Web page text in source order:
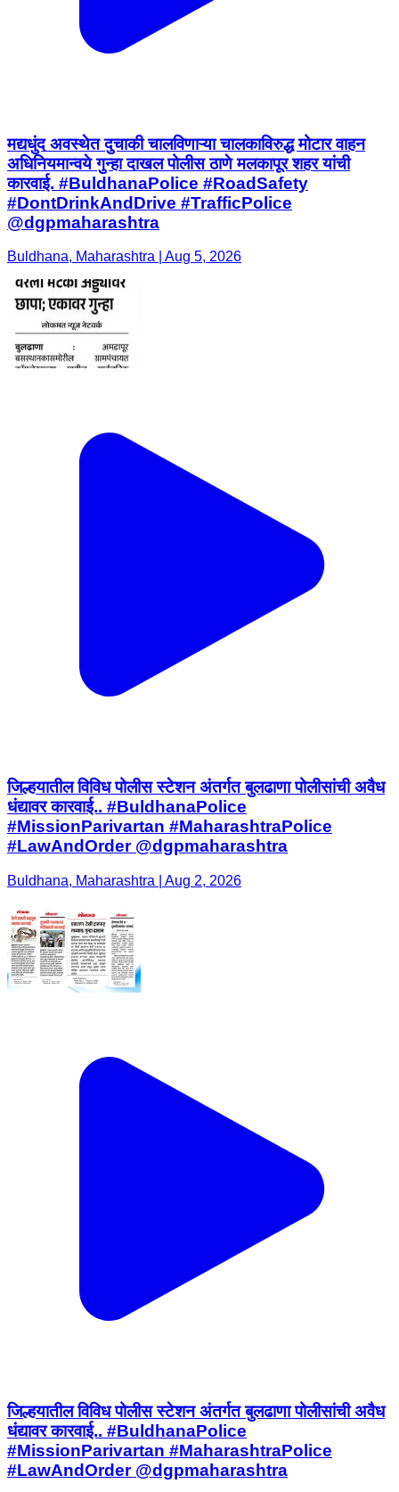
मद्यधुंद अवस्थेत दुचाकी चालविणाऱ्या चालकाविरुद्ध मोटार वाहन
अधिनियमान्वये गुन्हा दाखल पोलीस ठाणे मलकापूर शहर यांची
कारवाई. #BuldhanaPolice #RoadSafety
#DontDrinkAndDrive #TrafficPolice
@dgpmaharashtra
Buldhana, Maharashtra | Aug 5, 2026
जिल्हयातील विविध पोलीस स्टेशन अंतर्गत बुलढाणा पोलीसांची अवैध
धंद्यावर कारवाई.. #BuldhanaPolice
#MissionParivartan #MaharashtraPolice
#LawAndOrder @dgpmaharashtra
Buldhana, Maharashtra | Aug 2, 2026
जिल्हयातील विविध पोलीस स्टेशन अंतर्गत बुलढाणा पोलीसांची अवैध
धंद्यावर कारवाई.. #BuldhanaPolice
#MissionParivartan #MaharashtraPolice
#LawAndOrder @dgpmaharashtra